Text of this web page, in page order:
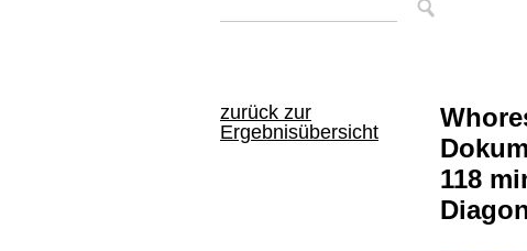
zurück zur
Ergebnisübersicht
118